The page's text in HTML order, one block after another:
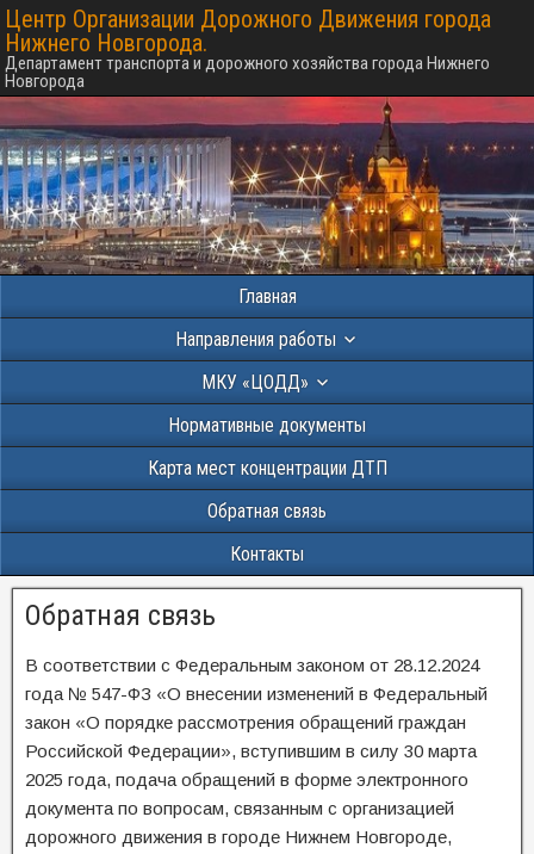
Центр Организации Дорожного Движения города
Нижнего Новгорода.
Департамент транспорта и дорожного хозяйства города Нижнего
Новгорода
Главная
Направления работы
МКУ «ЦОДД»
Нормативные документы
Карта мест концентрации ДТП
Обратная связь
Контакты
Обратная связь
В соответствии с Федеральным законом от 28.12.2024
года № 547-ФЗ «О внесении изменений в Федеральный
закон «О порядке рассмотрения обращений граждан
Российской Федерации», вступившим в силу 30 марта
2025 года, подача обращений в форме электронного
документа по вопросам, связанным с организацией
дорожного движения в городе Нижнем Новгороде,